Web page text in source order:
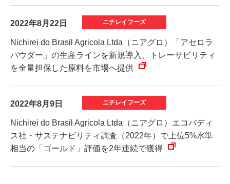
2022年8月22日
Nichirei do Brasil Agricola Ltda（ニアグロ）「アセロラ
パウダー」の生産ラインを新規導入、トレーサビリティ
を全量担保した原料を市場へ提供
2022年8月9日
Nichirei do Brasil Agricola Ltda（ニアグロ）エコバディ
ス社・サステナビリティ調査（2022年）で上位5%水準
相当の「ゴールド」評価を2年連続で獲得